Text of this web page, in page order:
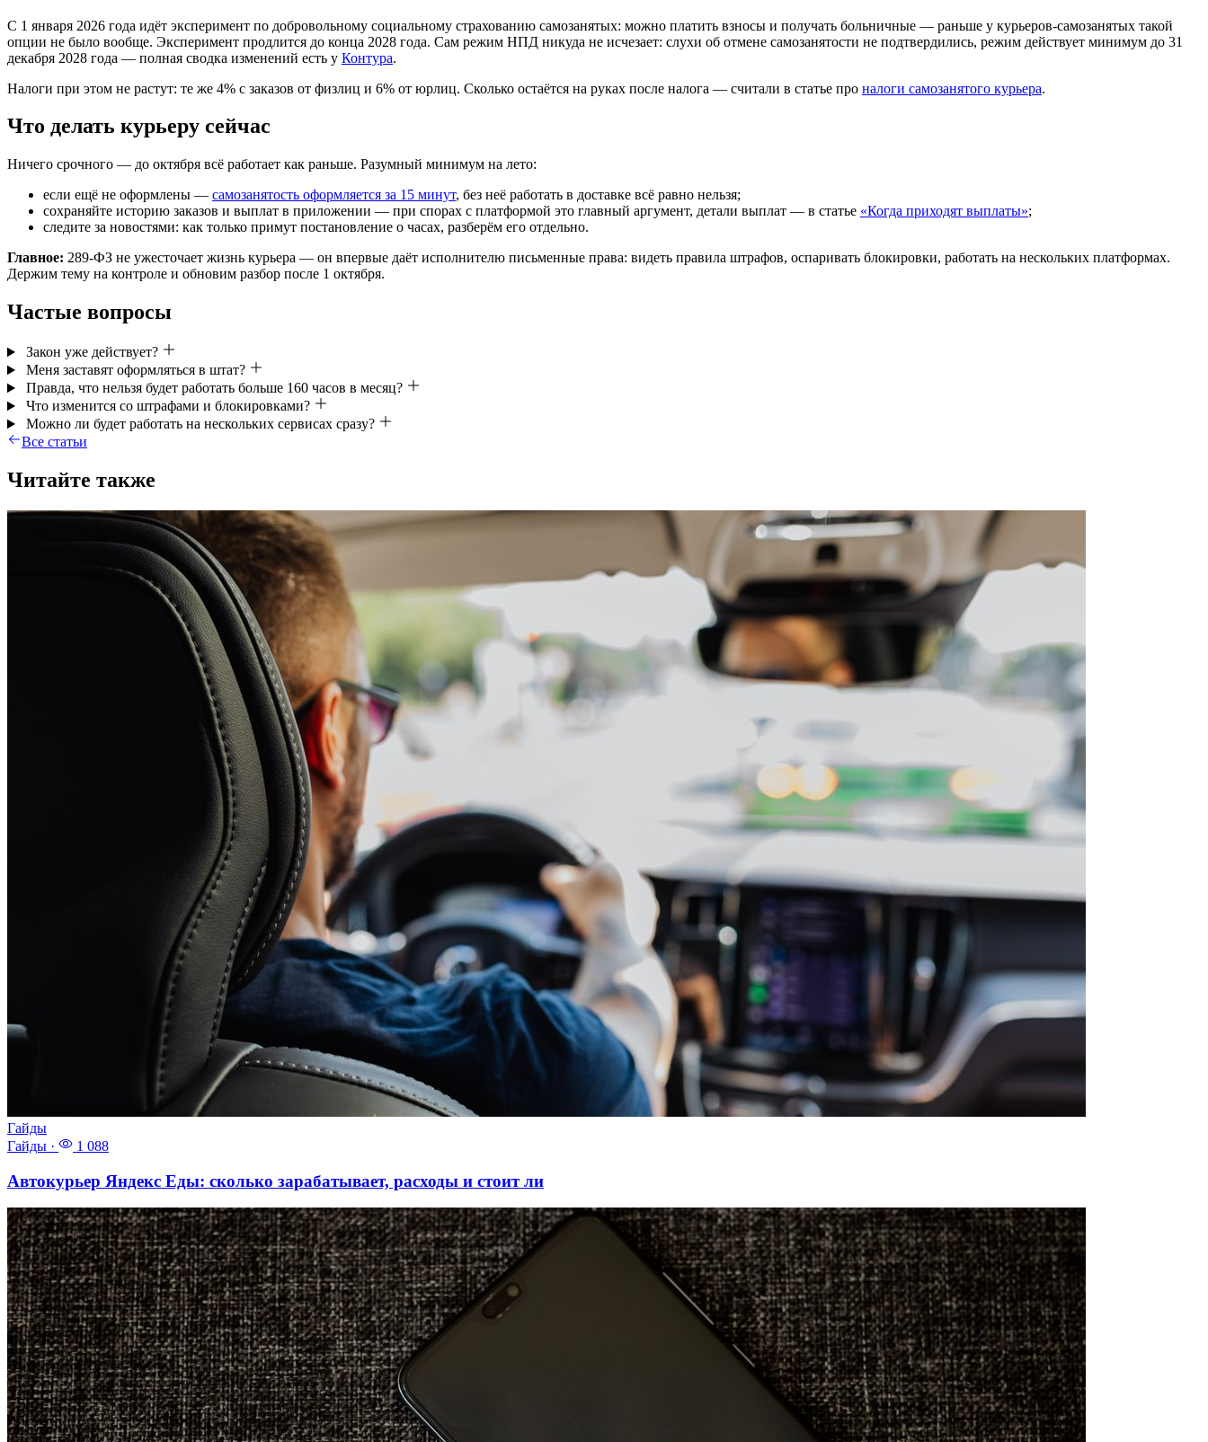
С 1 января 2026 года идёт эксперимент по добровольному социальному страхованию самозанятых: можно платить взносы и получать больничные — раньше у курьеров-самозанятых такой
опции не было вообще. Эксперимент продлится до конца 2028 года. Сам режим НПД никуда не исчезает: слухи об отмене самозанятости не подтвердились, режим действует минимум до 31
декабря 2028 года — полная сводка изменений есть у Контура.
Налоги при этом не растут: те же 4% с заказов от физлиц и 6% от юрлиц. Сколько остаётся на руках после налога — считали в статье про налоги самозанятого курьера.
Что делать курьеру сейчас
Ничего срочного — до октября всё работает как раньше. Разумный минимум на лето:
если ещё не оформлены — самозанятость оформляется за 15 минут, без неё работать в доставке всё равно нельзя;
сохраняйте историю заказов и выплат в приложении — при спорах с платформой это главный аргумент, детали выплат — в статье «Когда приходят выплаты»;
следите за новостями: как только примут постановление о часах, разберём его отдельно.
Главное: 289-ФЗ не ужесточает жизнь курьера — он впервые даёт исполнителю письменные права: видеть правила штрафов, оспаривать блокировки, работать на нескольких платформах.
Держим тему на контроле и обновим разбор после 1 октября.
Частые вопросы
Закон уже действует?
Меня заставят оформляться в штат?
Правда, что нельзя будет работать больше 160 часов в месяц?
Что изменится со штрафами и блокировками?
Можно ли будет работать на нескольких сервисах сразу?
Все статьи
Читайте также
Гайды
Гайды · 1 088
Автокурьер Яндекс Еды: сколько зарабатывает, расходы и стоит ли